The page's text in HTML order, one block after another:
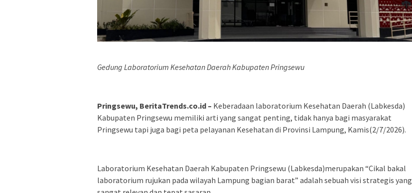
Gedung Laboratorium Kesehatan Daerah Kabupaten Pringsewu
Pringsewu, BeritaTrends.co.id – Keberadaan laboratorium Kesehatan Daerah (Labkesda)
Kabupaten Pringsewu memiliki arti yang sangat penting, tidak hanya bagi masyarakat
Pringsewu tapi juga bagi peta pelayanan Kesehatan di Provinsi Lampung, Kamis(2/7/2026).
Laboratorium Kesehatan Daerah Kabupaten Pringsewu (Labkesda)merupakan “Cikal bakal
laboratorium rujukan pada wilayah Lampung bagian barat” adalah sebuah visi strategis yang